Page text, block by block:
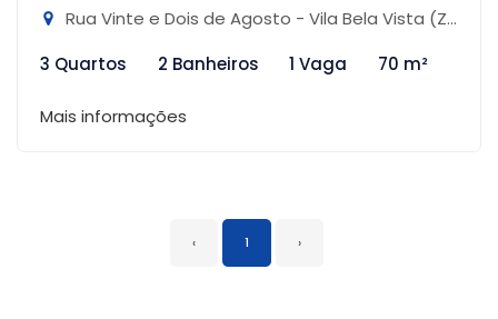
Rua Vinte e Dois de Agosto - Vila Bela Vista (Zona Norte), São Paulo-SP
3 Quartos
2 Banheiros 1 Vaga 70 m²
Mais informações
‹ 1 ›